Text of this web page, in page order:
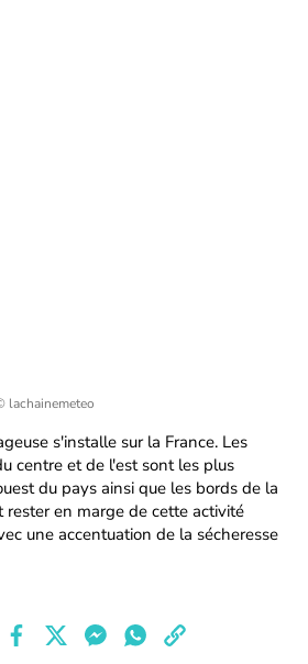
lachainemeteo
s'installe sur la France. Les
centre et de l'est sont les plus
du pays ainsi que les bords de la
en marge de cette activité
une accentuation de la sécheresse